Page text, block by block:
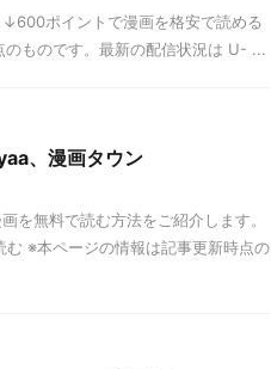
ポイントで漫画を格安で読める
ものです。最新の配信状況は U- ...
、漫画タウン
を無料で読む方法をご紹介します。
※本ページの情報は記事更新時点の